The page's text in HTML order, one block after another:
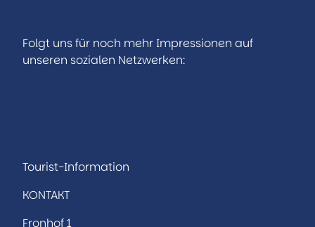
Folgt uns für noch mehr Impressionen auf
unseren sozialen Netzwerken:
a
r
a
b
o
k
Tourist-Information
KONTAKT
Fronhof 1